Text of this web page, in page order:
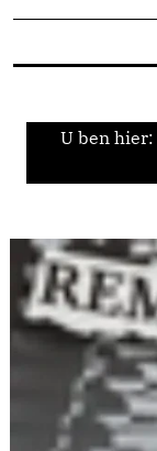
U ben hier: